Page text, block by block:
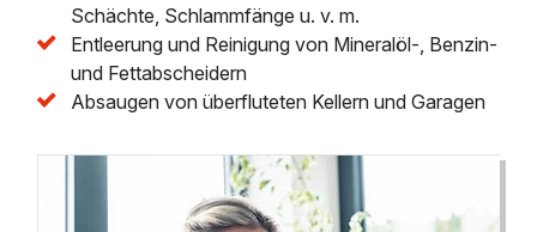
Schächte, Schlammfänge u. v. m.
Entleerung und Reinigung von Mineralöl-, Benzin-
und Fettabscheidern
Absaugen von überfluteten Kellern und Garagen